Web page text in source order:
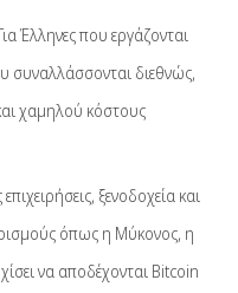
Έλληνες που εργάζονται
συναλλάσσονται διεθνώς,
χαμηλού κόστους
ξενοδοχεία και
όπως η Μύκονος, η
να αποδέχονται Bitcoin